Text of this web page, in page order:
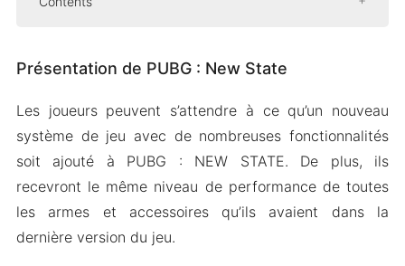
Véhicules
Des cartes attrayantes
Système de chat
Téléchargez PUBG: New State APK + OBB pour
Android 2024
Présentation de PUBG : New State
Les joueurs peuvent s’attendre à ce qu’un nouveau
système de jeu avec de nombreuses fonctionnalités
soit ajouté à PUBG : NEW STATE. De plus, ils
recevront le même niveau de performance de toutes
les armes et accessoires qu’ils avaient dans la
dernière version du jeu.